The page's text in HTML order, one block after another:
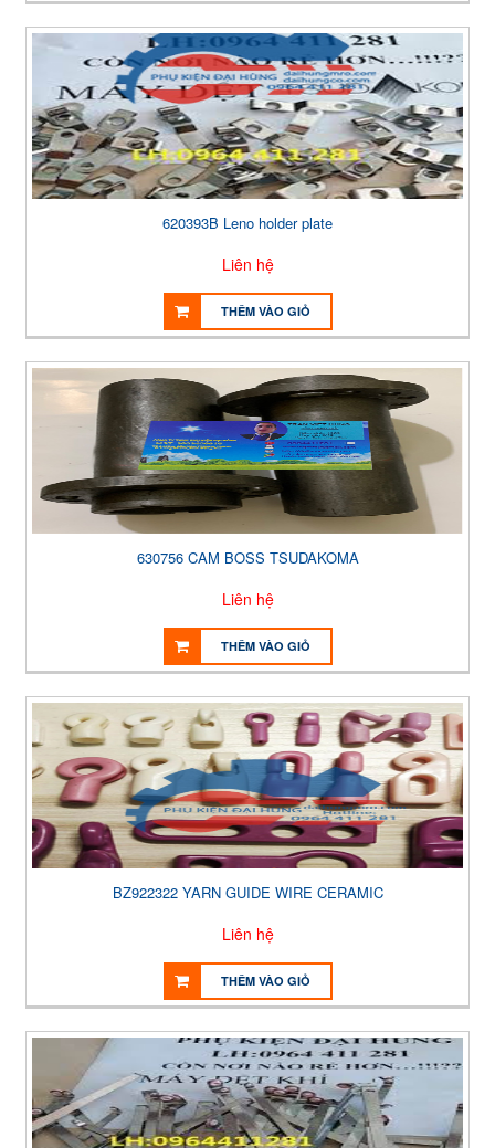
620393B Leno holder plate
Liên hệ
THÊM VÀO GIỎ
630756 CAM BOSS TSUDAKOMA
Liên hệ
THÊM VÀO GIỎ
BZ922322 YARN GUIDE WIRE CERAMIC
Liên hệ
THÊM VÀO GIỎ